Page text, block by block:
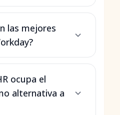
las mejores
ocupa el
alternativa a